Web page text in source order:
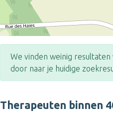
We vinden weinig
door naar je huidige
Therapeuten binnen